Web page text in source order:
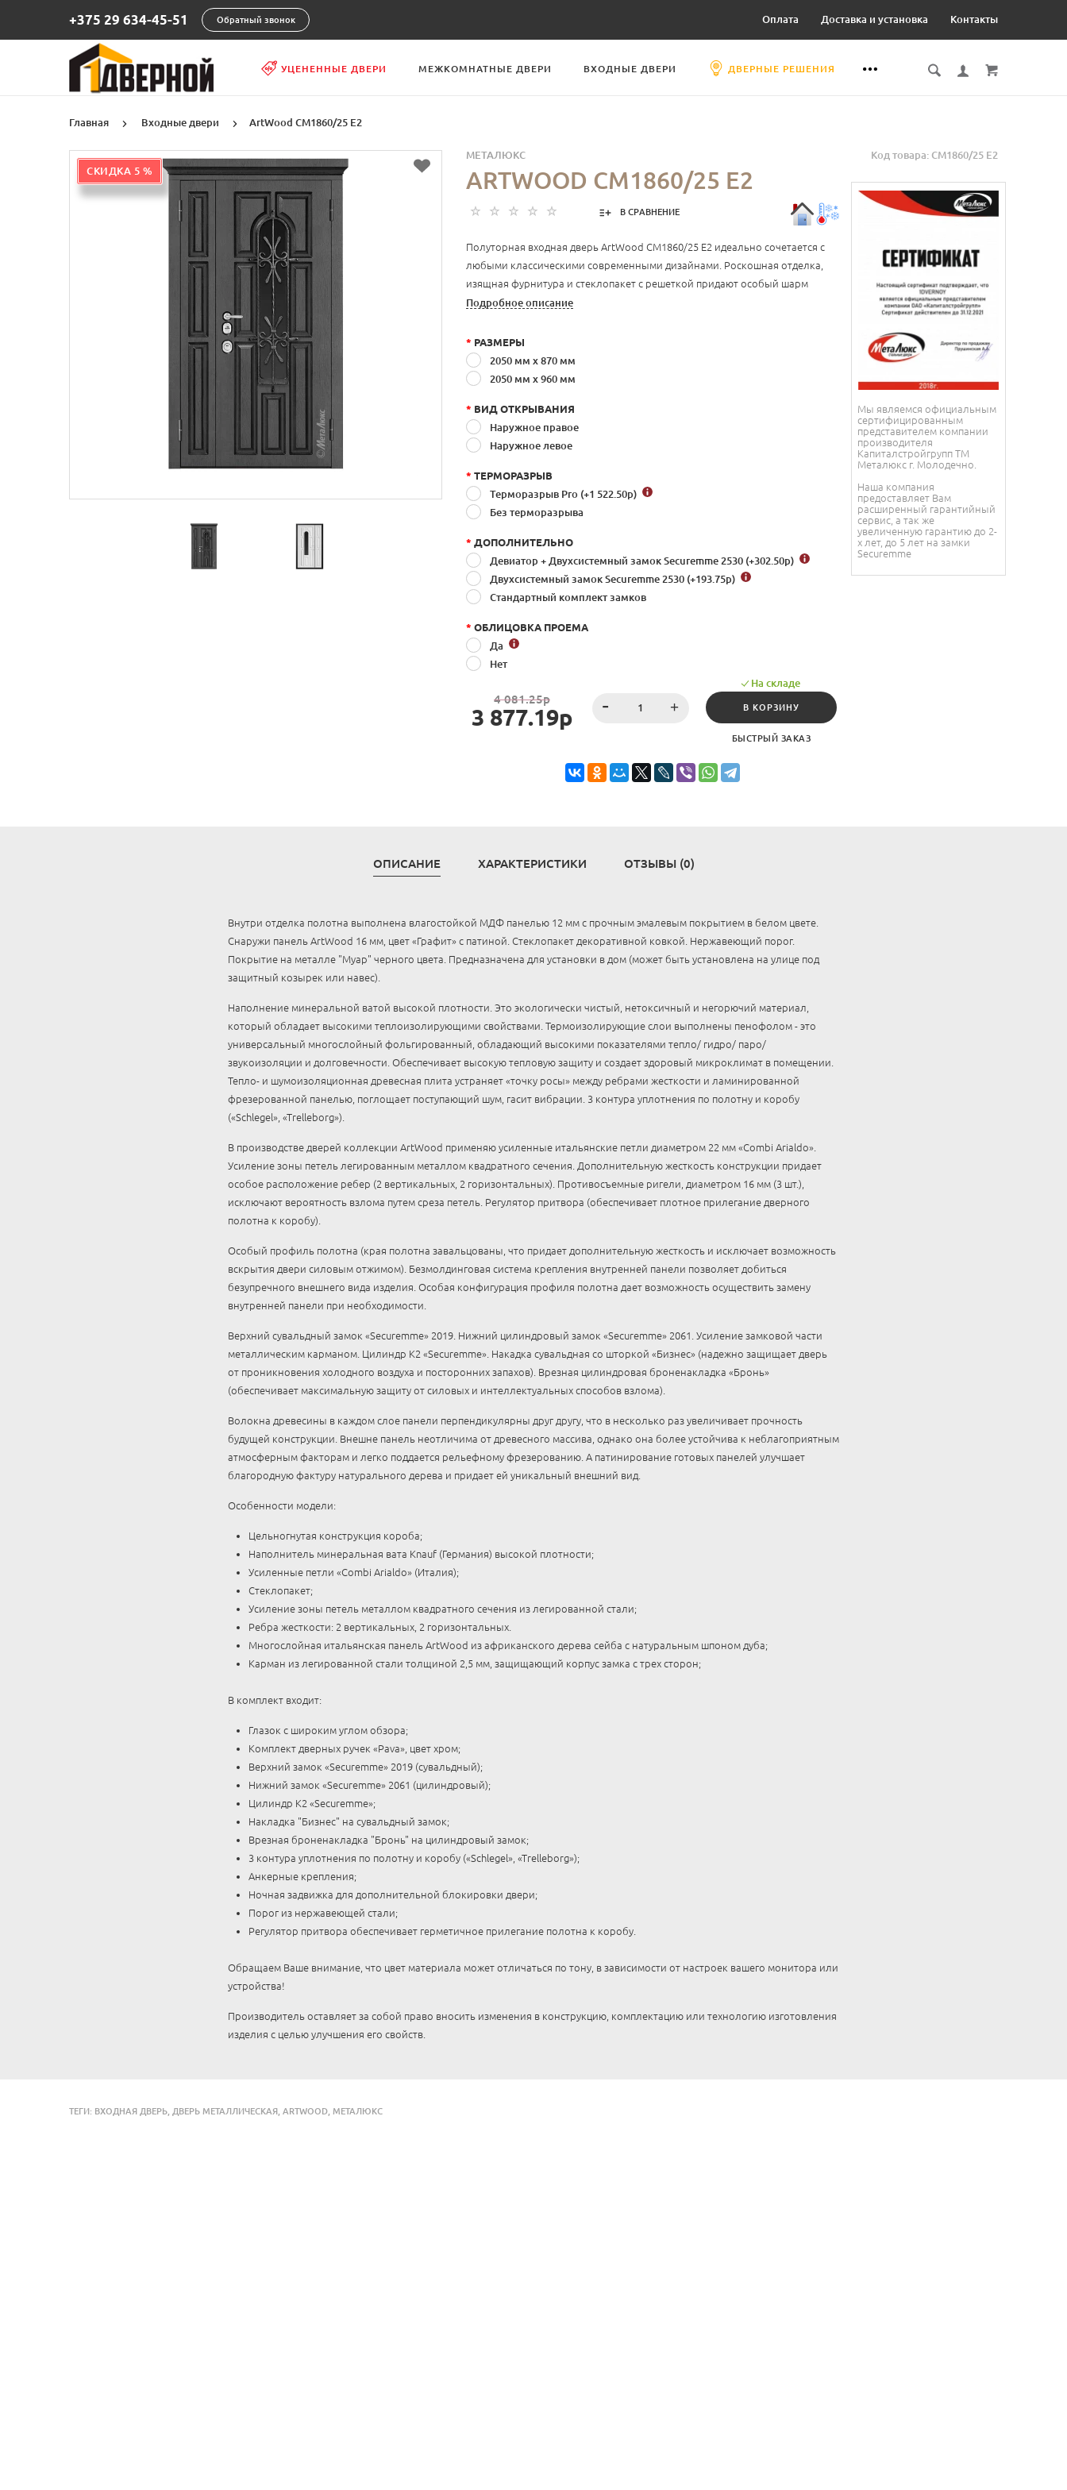
+375 29 634-45-51 Обратный звонок Оплата Доставка и установка Контакты
УЦЕНЕННЫЕ ДВЕРИ МЕЖКОМНАТНЫЕ ДВЕРИ ВХОДНЫЕ ДВЕРИ ДВЕРНЫЕ РЕШЕНИЯ
Главная Входные двери ArtWood СМ1860/25 Е2
СКИДКА 5 %
Код товара: СМ1860/25 Е2
МЕТАЛЮКС
ARTWOOD СМ1860/25 Е2
В СРАВНЕНИЕ
Полуторная входная дверь ArtWood СМ1860/25 Е2 идеально сочетается с
любыми классическими современными дизайнами. Роскошная отделка,
изящная фурнитура и стеклопакет с решеткой придают особый шарм
полотну.
Подробное описание
* РАЗМЕРЫ
2050 мм х 870 мм
2050 мм x 960 мм
* ВИД ОТКРЫВАНИЯ
Наружное правое
Наружное левое
* ТЕРМОРАЗРЫВ
Терморазрыв Pro (+1 522.50р)
Без терморазрыва
* ДОПОЛНИТЕЛЬНО
Девиатор + Двухсистемный замок Securemme 2530 (+302.50р)
Двухсистемный замок Securemme 2530 (+193.75р)
Стандартный комплект замков
* ОБЛИЦОВКА ПРОЕМА
Да
Нет
4 081.25р
3 877.19р
На складе
В КОРЗИНУ
БЫСТРЫЙ ЗАКАЗ
Мы являемся официальным
сертифицированным
представителем компании
производителя
Капиталстройгрупп ТМ
Металюкс г. Молодечно.
Наша компания
предоставляет Вам
расширенный гарантийный
сервис, а так же
увеличенную гарантию до 2-
х лет, до 5 лет на замки
Securemme
ОПИСАНИЕ ХАРАКТЕРИСТИКИ ОТЗЫВЫ (0)
Внутри отделка полотна выполнена влагостойкой МДФ панелью 12 мм с прочным эмалевым покрытием в белом цвете.
Снаружи панель ArtWood 16 мм, цвет «Графит» с патиной. Стеклопакет декоративной ковкой. Нержавеющий порог.
Покрытие на металле "Муар" черного цвета. Предназначена для установки в дом (может быть установлена на улице под
защитный козырек или навес).
Наполнение минеральной ватой высокой плотности. Это экологически чистый, нетоксичный и негорючий материал,
который обладает высокими теплоизолирующими свойствами. Термоизолирующие слои выполнены пенофолом - это
универсальный многослойный фольгированный, обладающий высокими показателями тепло/ гидро/ паро/
звукоизоляции и долговечности. Обеспечивает высокую тепловую защиту и создает здоровый микроклимат в помещении.
Тепло- и шумоизоляционная древесная плита устраняет «точку росы» между ребрами жесткости и ламинированной
фрезерованной панелью, поглощает поступающий шум, гасит вибрации. 3 контура уплотнения по полотну и коробу
(«Schlegel», «Trelleborg»).
В производстве дверей коллекции ArtWood применяю усиленные итальянские петли диаметром 22 мм «Combi Arialdo».
Усиление зоны петель легированным металлом квадратного сечения. Дополнительную жесткость конструкции придает
особое расположение ребер (2 вертикальных, 2 горизонтальных). Противосъемные ригели, диаметром 16 мм (3 шт.),
исключают вероятность взлома путем среза петель. Регулятор притвора (обеспечивает плотное прилегание дверного
полотна к коробу).
Особый профиль полотна (края полотна завальцованы, что придает дополнительную жесткость и исключает возможность
вскрытия двери силовым отжимом). Безмолдинговая система крепления внутренней панели позволяет добиться
безупречного внешнего вида изделия. Особая конфигурация профиля полотна дает возможность осуществить замену
внутренней панели при необходимости.
Верхний сувальдный замок «Securemme» 2019. Нижний цилиндровый замок «Securemme» 2061. Усиление замковой части
металлическим карманом. Цилиндр К2 «Securemme». Накадка сувальдная со шторкой «Бизнес» (надежно защищает дверь
от проникновения холодного воздуха и посторонних запахов). Врезная цилиндровая броненакладка «Бронь»
(обеспечивает максимальную защиту от силовых и интеллектуальных способов взлома).
Волокна древесины в каждом слое панели перпендикулярны друг другу, что в несколько раз увеличивает прочность
будущей конструкции. Внешне панель неотличима от древесного массива, однако она более устойчива к неблагоприятным
атмосферным факторам и легко поддается рельефному фрезерованию. А патинирование готовых панелей улучшает
благородную фактуру натурального дерева и придает ей уникальный внешний вид.
Особенности модели:
Цельногнутая конструкция короба;
Наполнитель минеральная вата Knauf (Германия) высокой плотности;
Усиленные петли «Combi Arialdo» (Италия);
Стеклопакет;
Усиление зоны петель металлом квадратного сечения из легированной стали;
Ребра жесткости: 2 вертикальных, 2 горизонтальных.
Многослойная итальянская панель ArtWood из африканского дерева сейба с натуральным шпоном дуба;
Карман из легированной стали толщиной 2,5 мм, защищающий корпус замка с трех сторон;
В комплект входит:
Глазок с широким углом обзора;
Комплект дверных ручек «Pava», цвет хром;
Верхний замок «Securemme» 2019 (сувальдный);
Нижний замок «Securemme» 2061 (цилиндровый);
Цилиндр К2 «Securemme»;
Накладка "Бизнес" на сувальдный замок;
Врезная броненакладка "Бронь" на цилиндровый замок;
3 контура уплотнения по полотну и коробу («Schlegel», «Trelleborg»);
Анкерные крепления;
Ночная задвижка для дополнительной блокировки двери;
Порог из нержавеющей стали;
Регулятор притвора обеспечивает герметичное прилегание полотна к коробу.
Обращаем Ваше внимание, что цвет материала может отличаться по тону, в зависимости от настроек вашего монитора или
устройства!
Производитель оставляет за собой право вносить изменения в конструкцию, комплектацию или технологию изготовления
изделия с целью улучшения его свойств.
ТЕГИ: ВХОДНАЯ ДВЕРЬ ДВЕРЬ МЕТАЛЛИЧЕСКАЯ ARTWOOD МЕТАЛЮКС